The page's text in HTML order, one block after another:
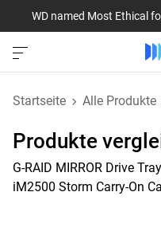
WD named Most Ethical
Startseite Alle Produkte
Produkte
G-RAID MIRROR Drive Tray
iM2500 Storm Carry-On